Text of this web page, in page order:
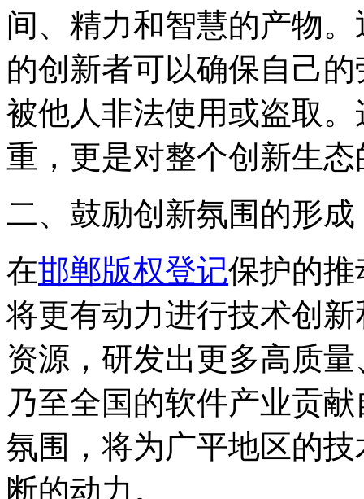
间、精力和智慧的产物
的创新者可以确保自己
被他人非法使用或盗取
重，更是对整个创新生
二、鼓励创新氛围的形成
在邯郸版权登记保护的
将更有动力进行技术创
资源，研发出更多高质
乃至全国的软件产业贡
氛围，将为广平地区的
断的动力。